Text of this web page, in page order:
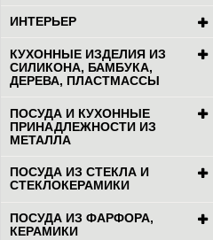
ИНТЕРЬЕР
КУХОННЫЕ ИЗДЕЛИЯ ИЗ
СИЛИКОНА, БАМБУКА,
ДЕРЕВА, ПЛАСТМАССЫ
ПОСУДА И КУХОННЫЕ
ПРИНАДЛЕЖНОСТИ ИЗ
МЕТАЛЛА
ПОСУДА ИЗ СТЕКЛА И
СТЕКЛОКЕРАМИКИ
ПОСУДА ИЗ ФАРФОРА,
КЕРАМИКИ